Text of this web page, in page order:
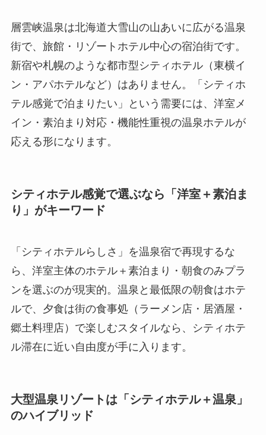
層雲峡温泉は北海道大雪山の山あいに広がる温泉
街で、旅館・リゾートホテル中心の宿泊街です。
新宿や札幌のような都市型シティホテル（東横イ
ン・アパホテルなど）はありません。「シティホ
テル感覚で泊まりたい」という需要には、洋室メ
イン・素泊まり対応・機能性重視の温泉ホテルが
応える形になります。
シティホテル感覚で選ぶなら「洋室＋素泊ま
り」がキーワード
「シティホテルらしさ」を温泉宿で再現するな
ら、洋室主体のホテル＋素泊まり・朝食のみプラ
ンを選ぶのが現実的。温泉と最低限の朝食はホテ
ルで、夕食は街の食事処（ラーメン店・居酒屋・
郷土料理店）で楽しむスタイルなら、シティホテ
ル滞在に近い自由度が手に入ります。
大型温泉リゾートは「シティホテル＋温泉」
のハイブリッド